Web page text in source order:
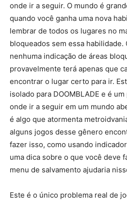
onde ir a seguir. O mundo é
quando você ganha uma nova
lembrar de todos os lugares no
bloqueados sem essa habilidade.
nenhuma indicação de áreas
provavelmente terá apenas que
encontrar o lugar certo para ir.
isolado para DOOMBLADE e é
onde ir a seguir em um mundo
é algo que atormenta
alguns jogos desse gênero
fazer isso, como usando
uma dica sobre o que você deve
menu de salvamento ajudaria
Este é o único problema real de